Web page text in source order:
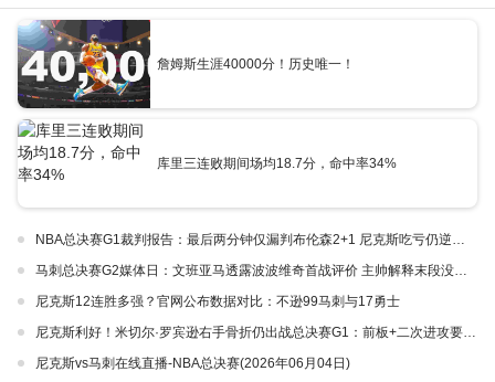
詹姆斯生涯40000分！历史唯一！
库里三连败期间场均18.7分，命中率34%
NBA总决赛G1裁判报告：最后两分钟仅漏判布伦森2+1 尼克斯吃亏仍逆转取胜
马刺总决赛G2媒体日：文班亚马透露波波维奇首战评价 主帅解释末段没上哈珀
尼克斯12连胜多强？官网公布数据对比：不逊99马刺与17勇士
尼克斯利好！米切尔·罗宾逊右手骨折仍出战总决赛G1：前板+二次进攻要靠他 附比赛直播
尼克斯vs马刺在线直播-NBA总决赛(2026年06月04日)